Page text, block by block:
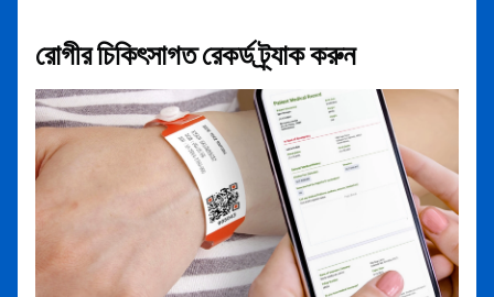
রোগীর চিকিৎসাগত রেকর্ড ট্র্যাক করুন